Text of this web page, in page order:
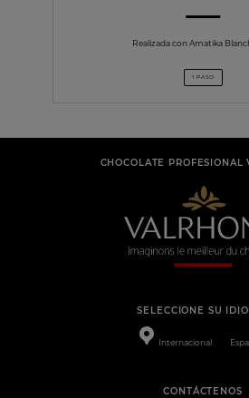
Realizada con Amatika
1 PASO
CHOCOLATE PROFESIONAL
SELECCIONE SU
Internacional
CONTÁCTENOS